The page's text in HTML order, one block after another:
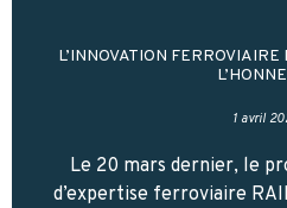
L’INNOVATION
1 avril
Le 20 mars dernier, le
d’expertise ferroviaire